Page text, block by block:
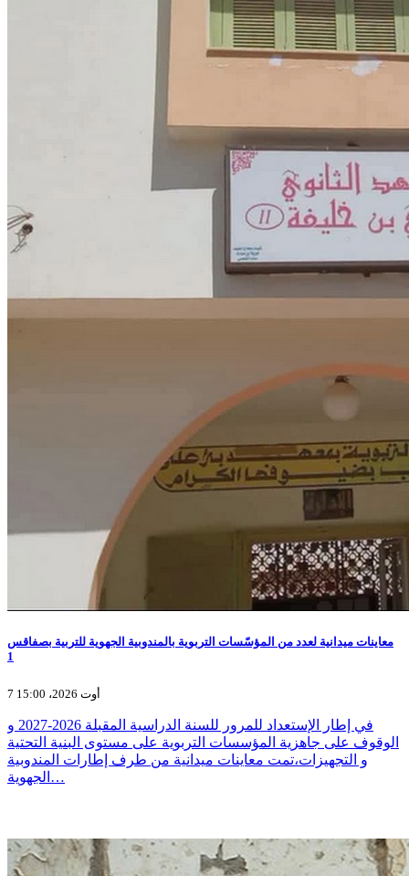
معاينات ميدانية لعدد من المؤسّسات التربوية بالمندوبية الجهوية للتربية بصفاقس
1
7 أوت 2026، 15:00
في إطار الإستعداد للمرور للسنة الدراسية المقبلة 2026-2027 و
الوقوف على جاهزية المؤسسات التربوية على مستوى البنية التحتية
و التجهيزات،تمت معاينات ميدانية من طرف إطارات المندوبية
الجهوية…